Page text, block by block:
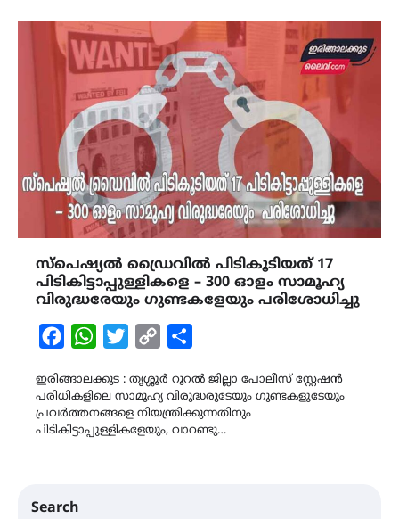
സ്പെഷ്യൽ ഡ്രൈവിൽ പിടികൂടിയത് 17
പിടികിട്ടാപ്പുള്ളികളെ – 300 ഓളം സാമൂഹ്യ
വിരുദ്ധരേയും ഗുണ്ടകളേയും പരിശോധിച്ചു
FacebookWhatsAppTwitterCopy
ഇരിങ്ങാലക്കുട : തൃശ്ശൂർ റൂറൽ ജില്ലാ പോലീസ് സ്റ്റേഷൻ
പരിധികളിലെ സാമൂഹ്യ വിരുദ്ധരുടേയും ഗുണ്ടകളുടേയും
പ്രവർത്തനങ്ങളെ നിയന്ത്രിക്കുന്നതിനും
പിടികിട്ടാപ്പുള്ളികളേയും, വാറണ്ടു…
Search